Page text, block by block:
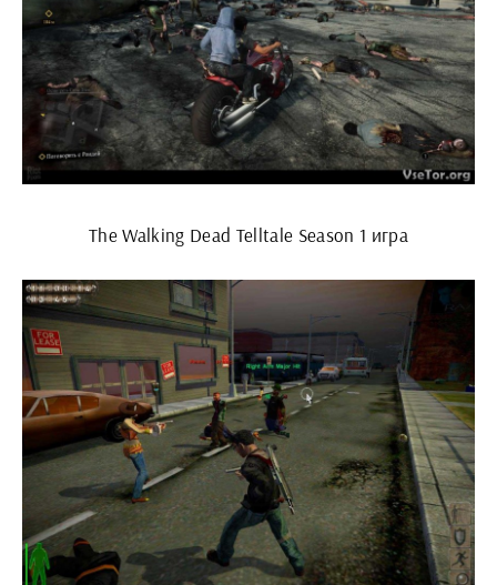
The Walking Dead Telltale Season 1 игра